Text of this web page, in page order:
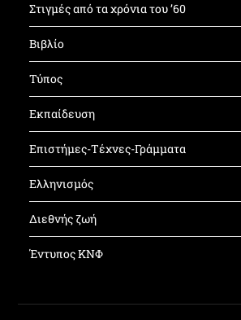
Στιγμές από τα χρόνια του ’60
Βιβλίο
Τύπος
Εκπαίδευση
Επιστήμες-Τέχνες-Γράμματα
Ελληνισμός
Διεθνής ζωή
Έντυπος ΚΝΦ